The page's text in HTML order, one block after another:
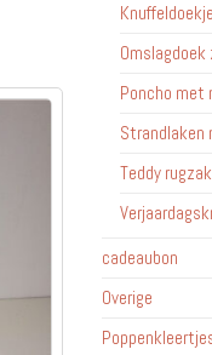
Poncho met
Strandlaken
Teddy
cadeaubon
Overige